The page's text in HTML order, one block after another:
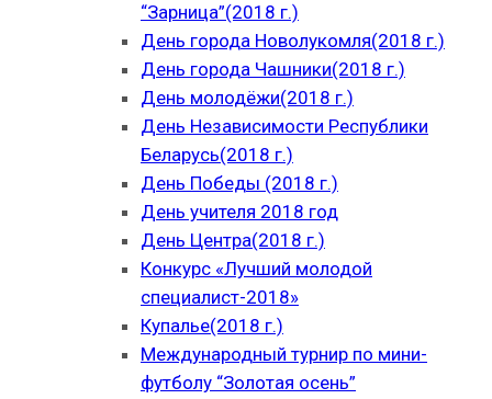
“Зарница”(2018 г.)
День города Новолукомля(2018 г.)
День города Чашники(2018 г.)
День молодёжи(2018 г.)
День Независимости Республики
Беларусь(2018 г.)
День Победы (2018 г.)
День учителя 2018 год
День Центра(2018 г.)
Конкурс «Лучший молодой
специалист-2018»
Купалье(2018 г.)
Международный турнир по мини-
футболу “Золотая осень”